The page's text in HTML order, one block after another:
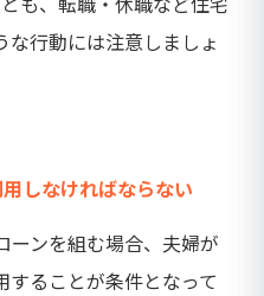
な行動には注意しましょ
しなければならない
ーンを組む場合、夫婦が
することが条件となって